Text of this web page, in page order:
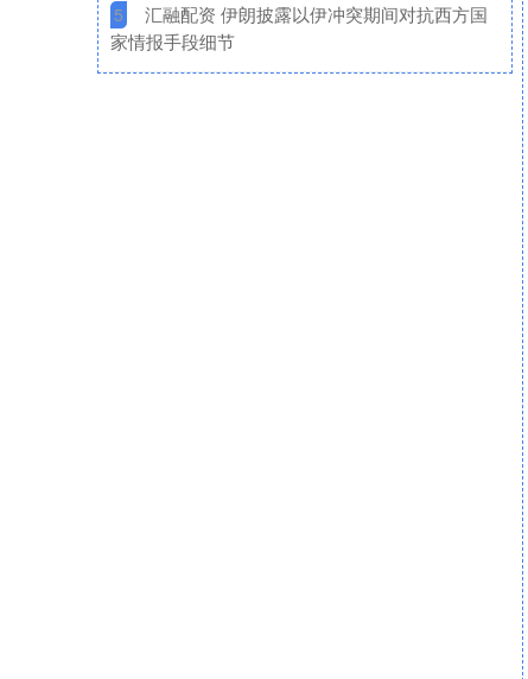
5
​汇融配资 伊朗披露以伊冲突期间对抗西方国
家情报手段细节